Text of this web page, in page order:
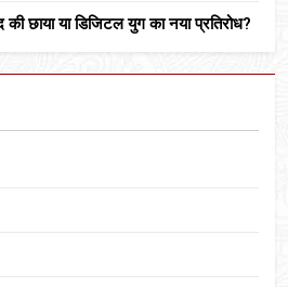
छाया या डिजिटल युग का नया प्रतिरोध?